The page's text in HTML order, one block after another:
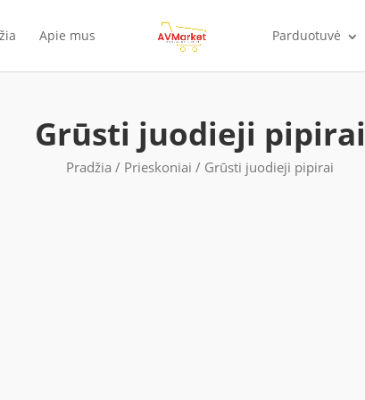
Apie mus Parduotuvė
Grūsti juodieji pipirai
Pradžia / Prieskoniai / Grūsti juodieji pipirai